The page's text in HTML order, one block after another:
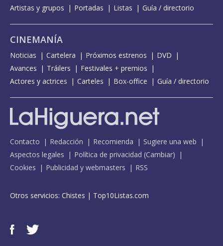
Artistas y grupos
Portadas Listas Guía / directorio
CINEMANÍA
Noticias Cartelera Próximos estrenos
DVD
Avances
Tráilers
Festivales + premios
Actores y actrices
Carteles Box-office Guía / directorio
Contacto Redacción Recomienda
Sugiere una web
Aspectos legales
Política de privacidad (Cambiar)
Cookies
Publicidad y webmasters RSS
Otros servicios: Chistes | Top10Listas.com